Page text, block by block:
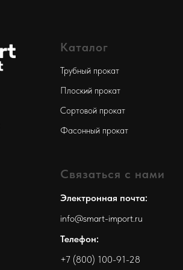
Каталог
Трубный прокат
Плоский прокат
Сортовой прокат
Фасонный прокат
Связаться с нами
Электронная почта:
info@smart-import.ru
Телефон:
+7 (800) 100-91-28